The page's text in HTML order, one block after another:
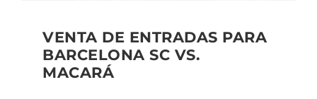
VENTA DE ENTRADAS PARA
BARCELONA SC VS.
MACARÁ